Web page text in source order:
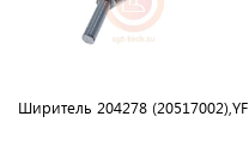
Ширитель 204278 (20517002),YF